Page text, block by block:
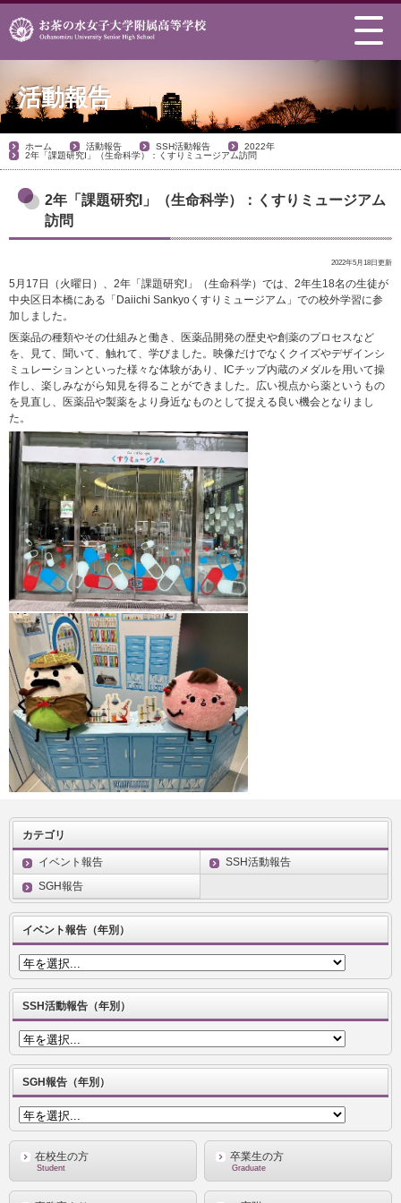
活動報告
ホーム 活動報告 SSH活動報告
2022年
2年「課題研究I」（生命科学）：くすりミュージアム訪問
2年「課題研究I」（生命科学）：くすりミュージアム
訪問
2022年5月18日更新
5月17日（火曜日）、2年「課題研究I」（生命科学）では、2年生18名の生徒が
中央区日本橋にある「Daiichi Sankyoくすりミュージアム」での校外学習に参
加しました。
医薬品の種類やその仕組みと働き、医薬品開発の歴史や創薬のプロセスなど
を、見て、聞いて、触れて、学びました。映像だけでなくクイズやデザインシ
ミュレーションといった様々な体験があり、ICチップ内蔵のメダルを用いて操
作し、楽しみながら知見を得ることができました。広い視点から薬というもの
を見直し、医薬品や製薬をより身近なものとして捉える良い機会となりまし
た。
カテゴリ
イベント報告
SSH活動報告
SGH報告
イベント報告（年別）
SSH活動報告（年別）
SGH報告（年別）
在校生の方
Student
卒業生の方
Graduate